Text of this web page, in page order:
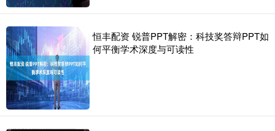
恒丰配资 锐普PPT解密：科技奖答辩PPT如
何平衡学术深度与可读性